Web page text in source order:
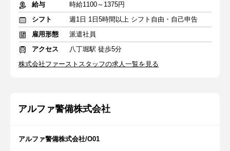
給与
時給1100～1375円
シフト
週1日 1日5時間以上 シフト自由・自己申告
雇用形態
派遣社員
アクセス
八丁堀駅 徒歩5分
株式会社ファーストスタッフの求人一覧を見る
アルファ警備株式会社
アルファ警備株式会社/O01